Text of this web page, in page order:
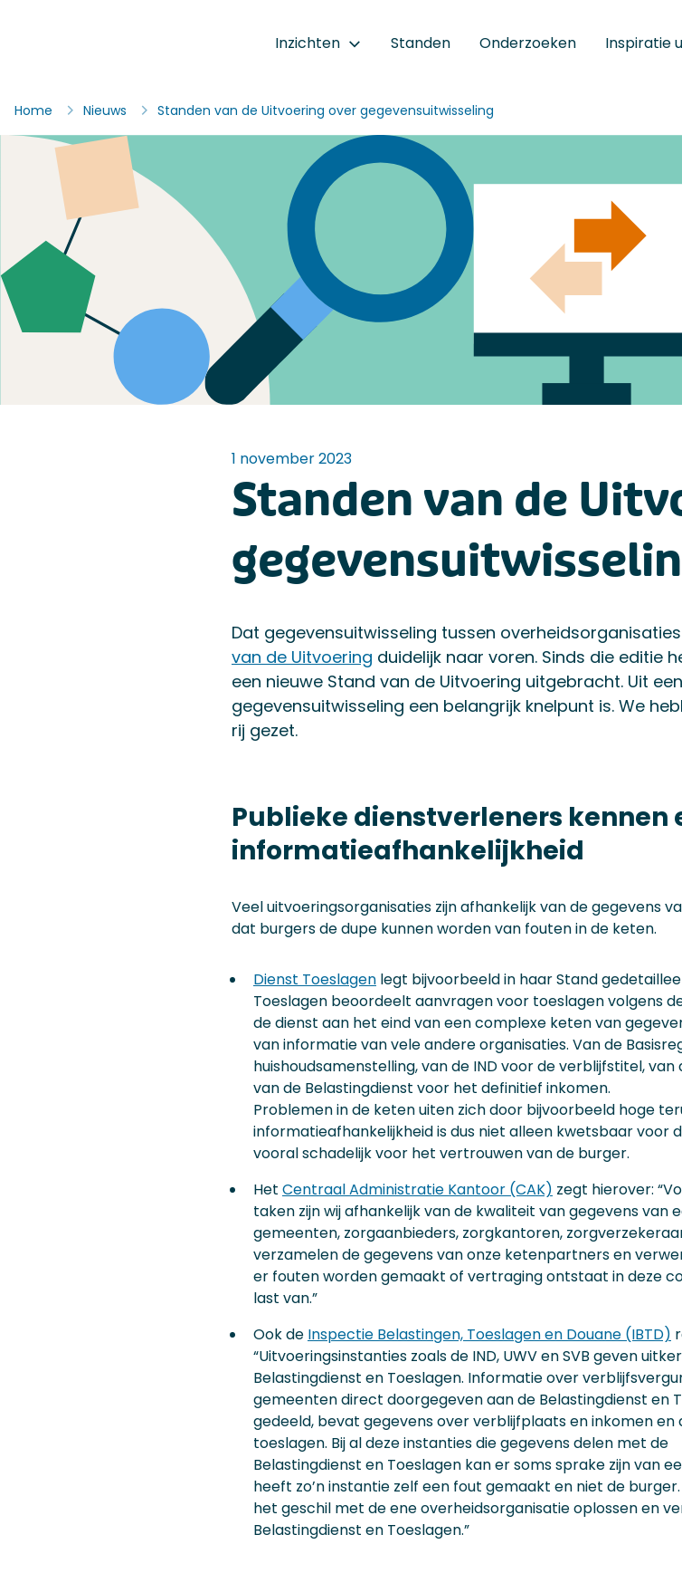
Inzichten Standen Onderzoeken Inspiratie
Home Nieuws Standen van de Uitvoering over gegevensuitwisseling
1 november 2023
Standen van de
Dat gegevensuitwisseling tussen
van de Uitvoering duidelijk naar voren. Sinds die editie
een nieuwe Stand van de Uitvoering uitgebracht. Uit
gegevensuitwisseling een belangrijk knelpunt is. We
rij gezet.
Publieke dienstverleners kennen
informatieafhankelijkheid
Veel uitvoeringsorganisaties zijn afhankelijk van de gegevens
dat burgers de dupe kunnen worden van fouten in de keten.
Dienst Toeslagen legt bijvoorbeeld in haar Stand
Toeslagen beoordeelt aanvragen voor toeslagen volgens
de dienst aan het eind van een complexe keten van
van informatie van vele andere organisaties. Van de
huishoudsamenstelling, van de IND voor de verblijfstitel,
van de Belastingdienst voor het definitief inkomen.
Problemen in de keten uiten zich door bijvoorbeeld hoge
informatieafhankelijkheid is dus niet alleen kwetsbaar voor
vooral schadelijk voor het vertrouwen van de burger.
Het Centraal Administratie Kantoor (CAK) zegt hierover:
taken zijn wij afhankelijk van de kwaliteit van gegevens
gemeenten, zorgaanbieders, zorgkantoren,
verzamelen de gegevens van onze ketenpartners en
er fouten worden gemaakt of vertraging ontstaat in deze
last van.”
Ook de Inspectie Belastingen, Toeslagen en Douane (IBTD)
“Uitvoeringsinstanties zoals de IND, UWV en SVB geven
Belastingdienst en Toeslagen. Informatie over
gemeenten direct doorgegeven aan de Belastingdienst en
gedeeld, bevat gegevens over verblijfplaats en inkomen
toeslagen. Bij al deze instanties die gegevens delen met de
Belastingdienst en Toeslagen kan er soms sprake zijn van
heeft zo’n instantie zelf een fout gemaakt en niet de
het geschil met de ene overheidsorganisatie oplossen en
Belastingdienst en Toeslagen.”